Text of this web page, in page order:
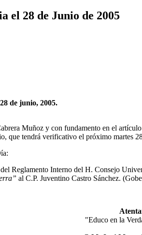
el 28 de Junio de 2005
de junio, 2005.
Muñoz y con fundamento en el
que tendrá verificativo el próximo martes
Reglamento Interno del H. Consejo
al C.P. Juventino Castro Sánchez.
"Educo en la